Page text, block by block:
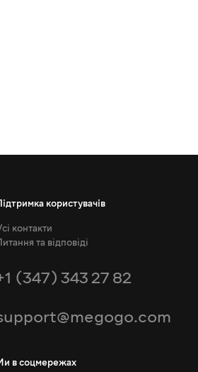
користувачів
контакти
та відповіді
(347) 343 27 82
в соцмережах